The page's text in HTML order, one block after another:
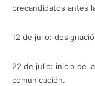
precandidatos antes
12 de julio:
22 de julio: inicio de
comunicación.